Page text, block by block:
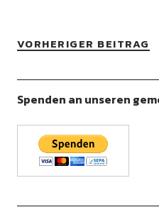
VORHERIGER BEITRAG
Spenden an unseren